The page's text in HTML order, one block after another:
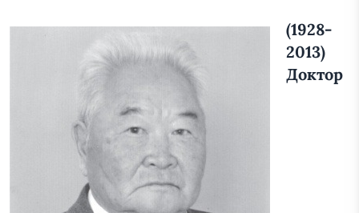
(1928-
2013)
Доктор